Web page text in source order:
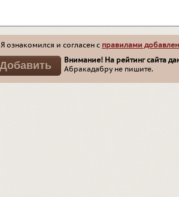
Я ознакомился и согласен с правилами
Внимание! На рейтинг сайта
Абракадабру не пишите.